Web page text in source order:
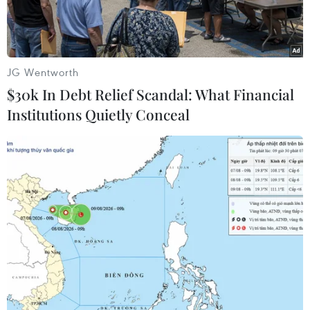
(Nguồn: Telegraph)
Việc Scotland đòi độc lập và tách khỏi Anh sẽ
ảnh hưởng tiêu cực trong thời gian ngắn tới
JG Wentworth
$30k In Debt Relief Scandal: What Financial
Institutions Quietly Conceal